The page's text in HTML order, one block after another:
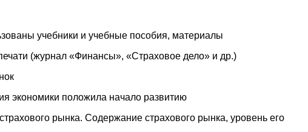
учебники и учебные пособия, материалы
(журнал «Финансы», «Страховое дело» и др.)
экономики положила начало развитию
рынка. Содержание страхового рынка, уровень его